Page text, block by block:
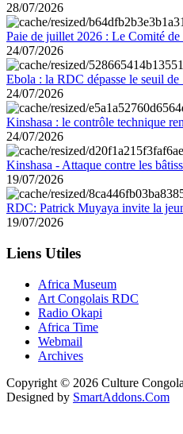
28/07/2026
Paie de juillet 2026 : Le Comité de
24/07/2026
Ebola : la RDC dépasse le seuil de
24/07/2026
Kinshasa : le contrôle technique
24/07/2026
Kinshasa - Attaque contre les
19/07/2026
RDC: Patrick Muyaya invite la
19/07/2026
Liens Utiles
Africa Museum
Art Congolais RDC
Radio Okapi
Africa Time
Webmail
Archives
Copyright © 2026 Culture
Designed by SmartAddons.Com